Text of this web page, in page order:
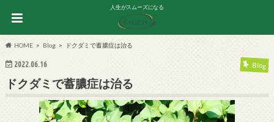
人生がスムーズになる
HOME Blog ドクダミで蓄膿症は治る
2022.06.16 Blog
ドクダミで蓄膿症は治る